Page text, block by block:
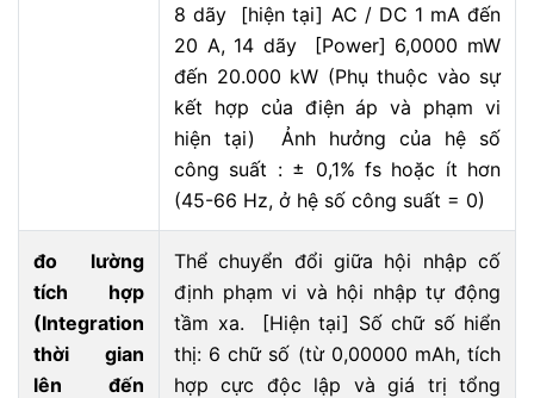
8 dãy [hiện tại] AC / DC 1 mA đến
20 A, 14 dãy [Power] 6,0000 mW
đến 20.000 kW (Phụ thuộc vào sự
kết hợp của điện áp và phạm vi
hiện tại) Ảnh hưởng của hệ số
công suất : ± 0,1% fs hoặc ít hơn
(45-66 Hz, ở hệ số công suất = 0)
đo lường
tích hợp
(Integration
thời gian
lên đến
Thể chuyển đổi giữa hội nhập cố
định phạm vi và hội nhập tự động
tầm xa. [Hiện tại] Số chữ số hiển
thị: 6 chữ số (từ 0,00000 mAh, tích
hợp cực độc lập và giá trị tổng